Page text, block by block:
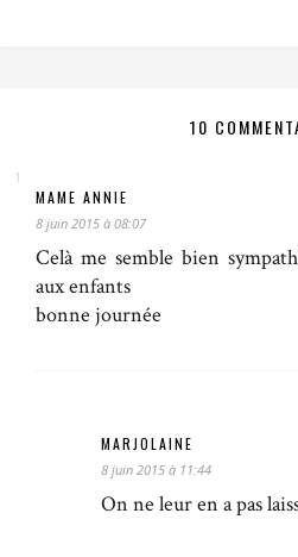
10
MAME ANNIE
8 juin 2015 à 08:07
Celà me semble bien
aux enfants
bonne journée
MARJOLAINE
8 juin 2015 à 11:44
On ne leur en a pas